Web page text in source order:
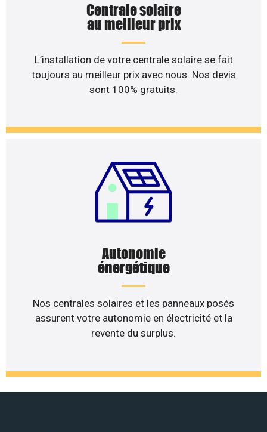
Centrale solaire
au meilleur prix
L’installation de votre centrale solaire se fait
toujours au meilleur prix avec nous. Nos devis
sont 100% gratuits.
Autonomie
énergétique
Nos centrales solaires et les panneaux posés
assurent votre autonomie en électricité et la
revente du surplus.